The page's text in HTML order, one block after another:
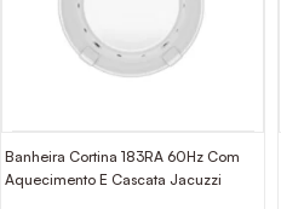
Banheira Cortina 183RA 60Hz Com
Aquecimento E Cascata Jacuzzi